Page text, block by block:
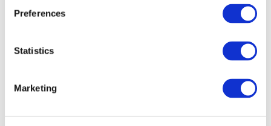
Preferences
Statistics
Marketing